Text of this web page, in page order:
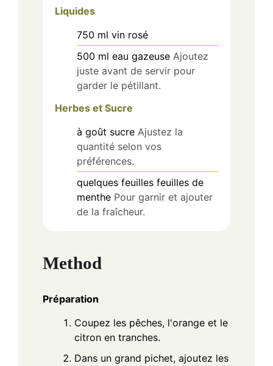
Liquides
750 ml vin rosé
500 ml eau gazeuse Ajoutez
juste avant de servir pour
garder le pétillant.
Herbes et Sucre
à goût sucre Ajustez la
quantité selon vos
préférences.
quelques feuilles feuilles de
menthe Pour garnir et ajouter
de la fraîcheur.
Method
Préparation
Coupez les pêches, l'orange et le
citron en tranches.
Dans un grand pichet, ajoutez les